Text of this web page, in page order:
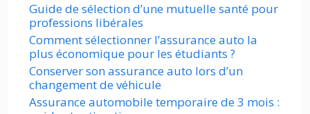
Guide de sélection d’une mutuelle santé pour
professions libérales
Comment sélectionner l’assurance auto la
plus économique pour les étudiants ?
Conserver son assurance auto lors d’un
changement de véhicule
Assurance automobile temporaire de 3 mois :